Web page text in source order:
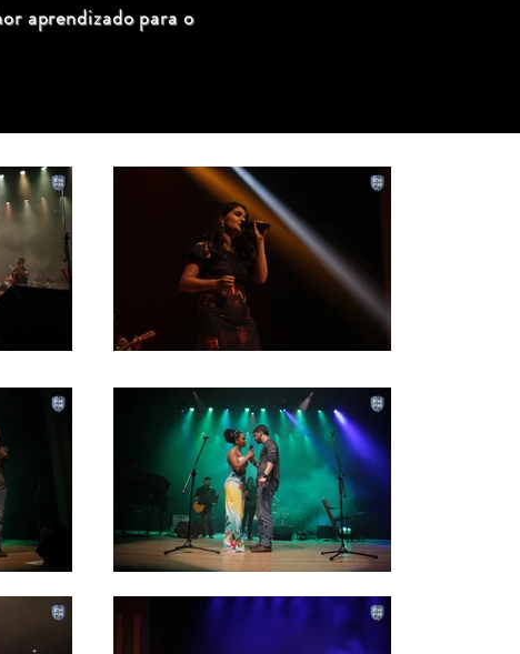
aprendizado para o